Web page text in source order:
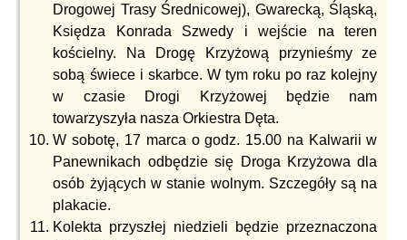
Drogowej Trasy Średnicowej), Gwarecką, Śląską,
Księdza Konrada Szwedy i wejście na teren
kościelny. Na Drogę Krzyżową przynieśmy ze
sobą świece i skarbce. W tym roku po raz kolejny
w czasie Drogi Krzyżowej będzie nam
towarzyszyła nasza Orkiestra Dęta.
W sobotę, 17 marca o godz. 15.00 na Kalwarii w
Panewnikach odbędzie się Droga Krzyżowa dla
osób żyjących w stanie wolnym. Szczegóły są na
plakacie.
Kolekta przyszłej niedzieli będzie przeznaczona